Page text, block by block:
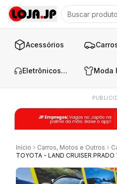
Acessórios
Eletrônicos e Áudio
Início Carros, Motos e Outros
TOYOTA - LAND CRUISER